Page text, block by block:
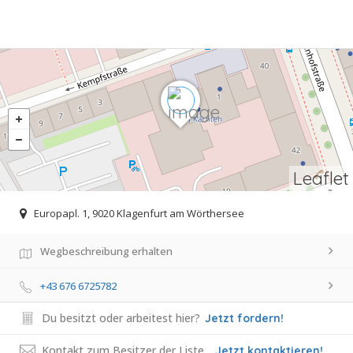
Leaflet
Europapl. 1, 9020 Klagenfurt am Wörthersee
Wegbeschreibung erhalten
+43 676 6725782
Du besitzt oder arbeitest hier? Jetzt fordern!